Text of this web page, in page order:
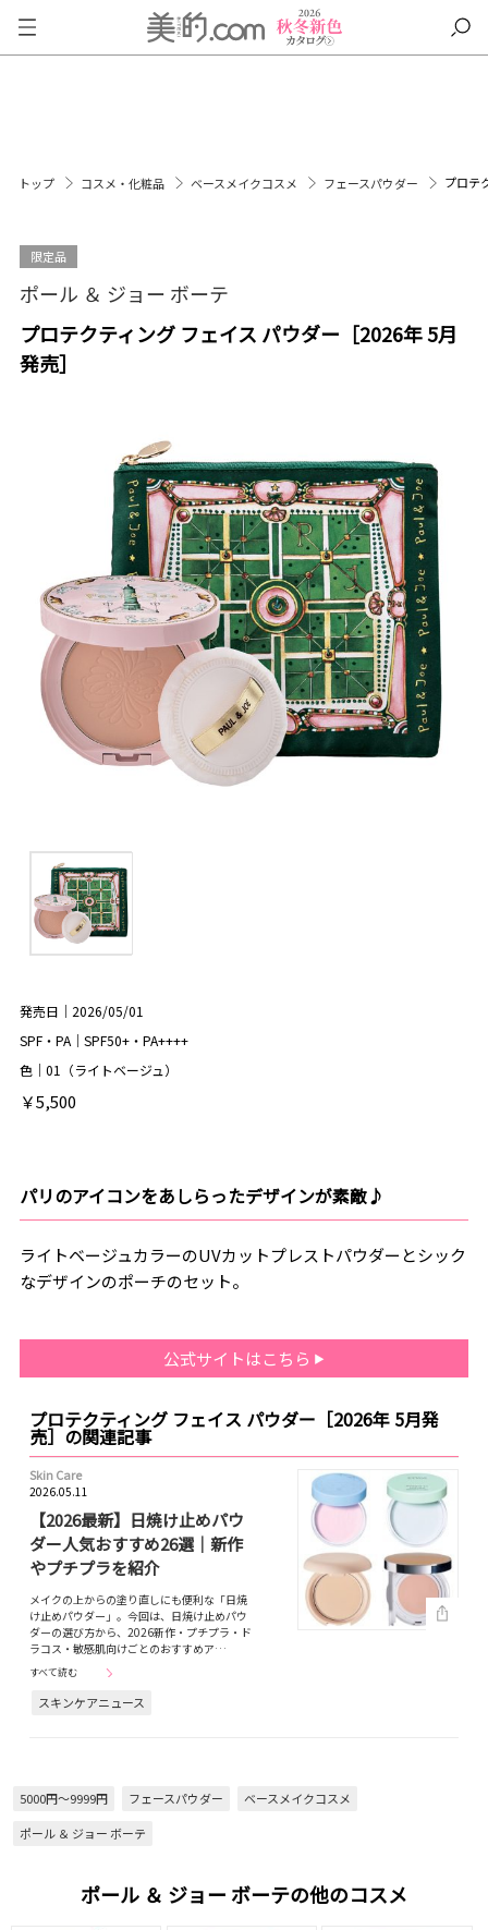
トップ コスメ・化粧品 ベースメイクコスメ フェースパウダー プロテ
限定品
ポール ＆ ジョー ボーテ
プロテクティング フェイス パウダー［2026年 5月
発売］
発売日｜2026/05/01
SPF・PA｜SPF50+・PA++++
色｜01（ライトベージュ）
￥5,500
パリのアイコンをあしらったデザインが素敵♪
ライトベージュカラーのUVカットプレストパウダーとシック
なデザインのポーチのセット。
公式サイトはこちら
プロテクティング フェイス パウダー［2026年 5月発
売］の関連記事
Skin Care
2026.05.11
【2026最新】日焼け止めパウ
ダー人気おすすめ26選｜新作
やプチプラを紹介
メイクの上からの塗り直しにも便利な「日焼
け止めパウダー」。今回は、日焼け止めパウ
ダーの選び方から、2026新作・プチプラ・ド
ラコス・敏感肌向けごとのおすすめア…
すべて読む
スキンケアニュース
5000円～9999円 フェースパウダー
ベースメイクコスメ
ポール ＆ ジョー ボーテ
ポール ＆ ジョー ボーテの他のコスメ